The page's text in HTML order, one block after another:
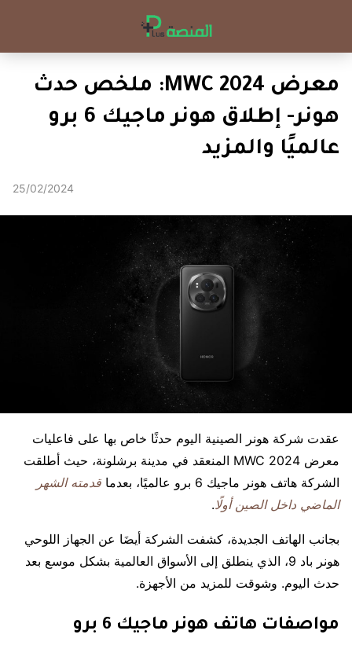
معرض MWC 2024: ملخص حدث
هونر- إطلاق هونر ماجيك 6 برو
عالميًا والمزيد
25/02/2024
عقدت شركة هونر الصينية اليوم حدثًا خاص بها على فاعليات
معرض MWC 2024 المنعقد في مدينة برشلونة، حيث أطلقت
الشركة هاتف هونر ماجيك 6 برو عالميًا، بعدما
قدمته الشهر
الماضي داخل الصين أولًا.
بجانب الهاتف الجديدة، كشفت الشركة أيضَا عن الجهاز اللوحي
هونر باد 9، الذي ينطلق إلى الأسواق العالمية بشكل موسع بعد
حدث اليوم. وشوقت للمزيد من الأجهزة.
مواصفات هاتف هونر ماجيك 6 برو